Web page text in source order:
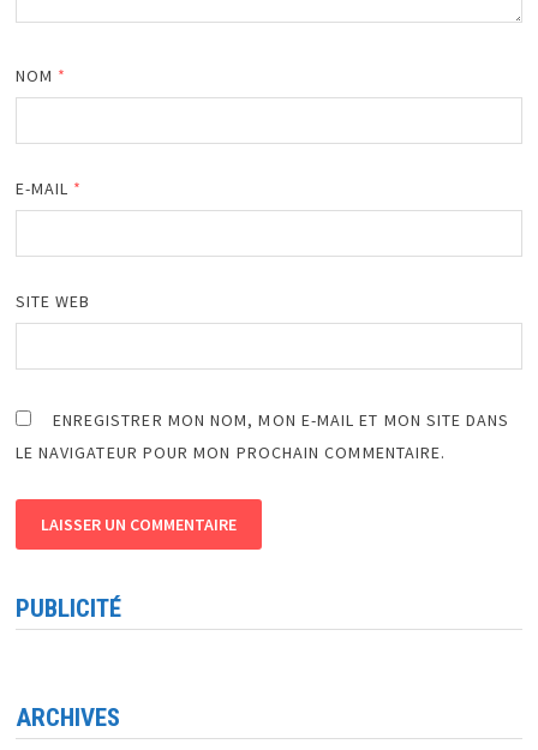
NOM *
E-MAIL *
SITE WEB
ENREGISTRER MON NOM, MON E-MAIL ET MON SITE DANS
LE NAVIGATEUR POUR MON PROCHAIN COMMENTAIRE.
PUBLICITÉ
ARCHIVES